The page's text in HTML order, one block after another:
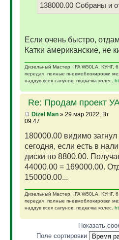
138000.00 Собраны и
Если очень быстро,
Катки американские, не
Дизельный Мастер. IFA W50LA, КУНГ,
передач, полные пневмоблокировки
наддув всех сапунов, подкачка колес.
Re: Продам проект
Dizel Man» 29 мар 2022, Вт
09:47
180000.00 видимо
сегодня, если есть в
диски по 8800.00.
44000.00 = 169000.00.
150000.00...
Дизельный Мастер. IFA W50LA, КУНГ,
передач, полные пневмоблокировки
наддув всех сапунов, подкачка колес.
Показать
Поле сортировки